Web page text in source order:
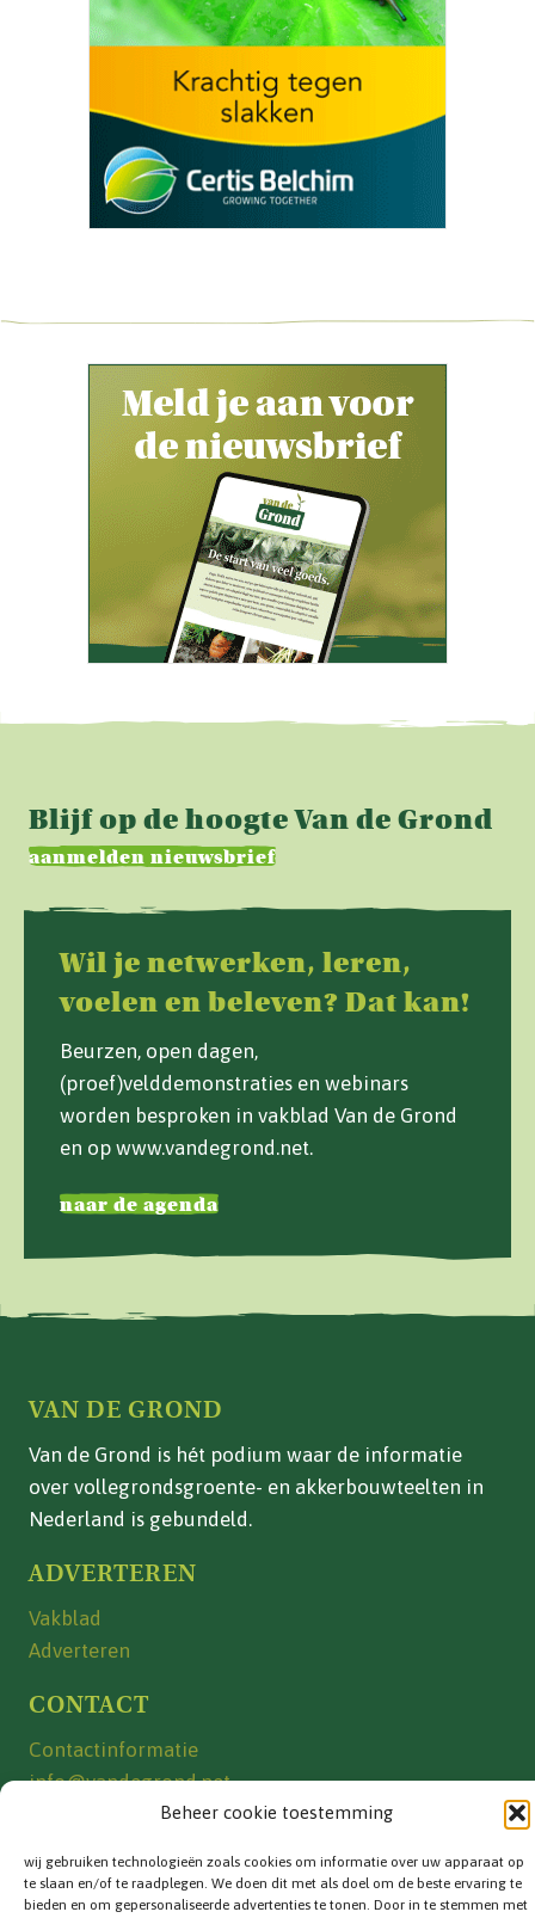
Beheer cookie toestemming
wij gebruiken technologieën zoals cookies om informatie over uw apparaat op
te slaan en/of te raadplegen. We doen dit met als doel om de beste ervaring te
bieden en om gepersonaliseerde advertenties te tonen. Door in te stemmen met
Blijf op de hoogte Van de Grond
aanmelden nieuwsbrief
Wil je netwerken, leren,
voelen en beleven? Dat kan!
Beurzen, open dagen,
(proef)velddemonstraties en webinars
worden besproken in vakblad Van de Grond
en op www.vandegrond.net.
naar de agenda
VAN DE GROND
Van de Grond is hét podium waar de informatie
over vollegrondsgroente- en akkerbouwteelten in
Nederland is gebundeld.
ADVERTEREN
Vakblad
Adverteren
CONTACT
Contactinformatie
info@vandegrond.net